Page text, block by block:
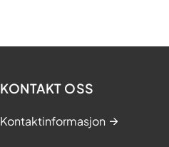
KONTAKT OSS
Kontaktinformasjon